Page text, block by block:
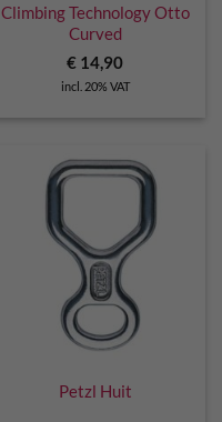
Climbing Technology Otto
Curved
€ 14,90
incl. 20% VAT
Petzl Huit